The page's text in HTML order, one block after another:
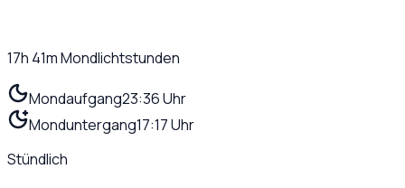
17h 41mMondlichtstunden
Mondaufgang23:36 Uhr
Monduntergang17:17 Uhr
Stündlich